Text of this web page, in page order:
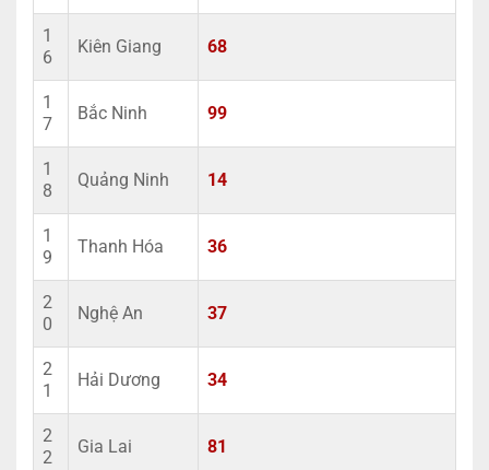
1
6
Kiên Giang 68
1
7
Bắc Ninh 99
1
8
Quảng Ninh 14
1
9
Thanh Hóa 36
2
0
Nghệ An 37
2
1
Hải Dương 34
2
2
Gia Lai 81